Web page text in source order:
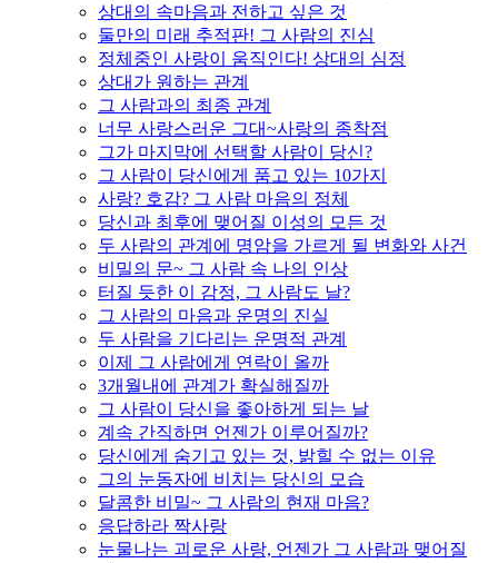
상대의 속마음과 전하고 싶은 것
둘만의 미래 추적판! 그 사람의 진심
정체중인 사랑이 움직인다! 상대의 심정
상대가 원하는 관계
그 사람과의 최종 관계
너무 사랑스러운 그대~사랑의 종착점
그가 마지막에 선택할 사람이 당신?
그 사람이 당신에게 품고 있는 10가지
사랑? 호감? 그 사람 마음의 정체
당신과 최후에 맺어질 이성의 모든 것
두 사람의 관계에 명암을 가르게 될 변화와 사건
비밀의 문~ 그 사람 속 나의 인상
터질 듯한 이 감정, 그 사람도 날?
그 사람의 마음과 운명의 진실
두 사람을 기다리는 운명적 관계
이제 그 사람에게 연락이 올까
3개월내에 관계가 확실해질까
그 사람이 당신을 좋아하게 되는 날
계속 간직하면 언젠가 이루어질까?
당신에게 숨기고 있는 것, 밝힐 수 없는 이유
그의 눈동자에 비치는 당신의 모습
달콤한 비밀~ 그 사람의 현재 마음?
응답하라 짝사랑
눈물나는 괴로운 사랑, 언젠가 그 사람과 맺어질